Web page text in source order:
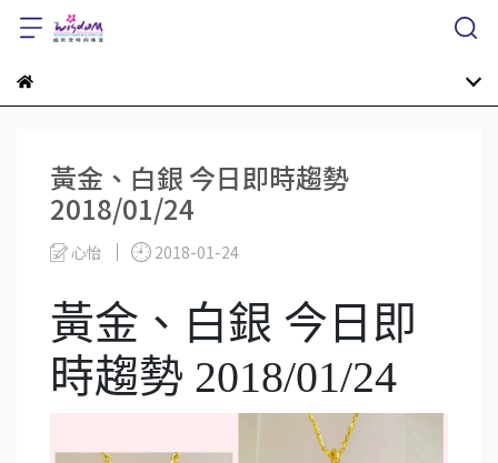
黃金、白銀 今日即時趨勢
2018/01/24
心怡 2018-01-24
黃金、白銀 今日即
時趨勢 2018/01/24